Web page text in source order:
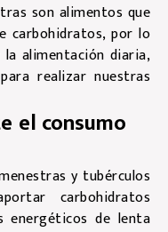
son alimentos que
carbohidratos, por lo
alimentación diaria,
realizar nuestras
el consumo
y tubérculos
carbohidratos
energéticos de lenta